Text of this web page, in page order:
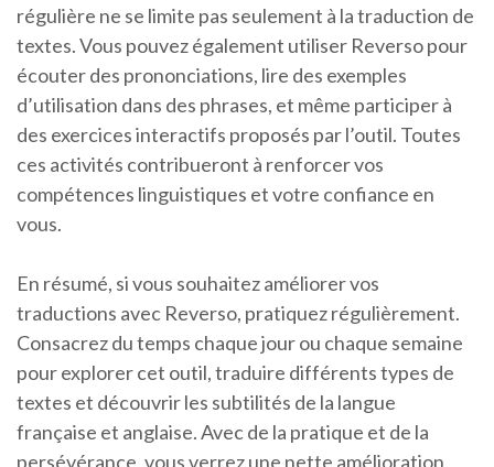
régulière ne se limite pas seulement à la traduction de
textes. Vous pouvez également utiliser Reverso pour
écouter des prononciations, lire des exemples
d’utilisation dans des phrases, et même participer à
des exercices interactifs proposés par l’outil. Toutes
ces activités contribueront à renforcer vos
compétences linguistiques et votre confiance en
vous.
En résumé, si vous souhaitez améliorer vos
traductions avec Reverso, pratiquez régulièrement.
Consacrez du temps chaque jour ou chaque semaine
pour explorer cet outil, traduire différents types de
textes et découvrir les subtilités de la langue
française et anglaise. Avec de la pratique et de la
persévérance, vous verrez une nette amélioration